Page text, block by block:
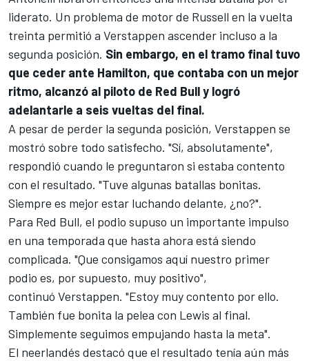
liderato. Un problema de motor de Russell en la vuelta
treinta permitió a Verstappen ascender incluso a la
segunda posición. Sin embargo, en el tramo final tuvo
que ceder ante Hamilton, que contaba con un mejor
ritmo, alcanzó al piloto de Red Bull y logró
adelantarle a seis vueltas del final.
A pesar de perder la segunda posición, Verstappen se
mostró sobre todo satisfecho. "Sí, absolutamente",
respondió cuando le preguntaron si estaba contento
con el resultado. "Tuve algunas batallas bonitas.
Siempre es mejor estar luchando delante, ¿no?".
Para Red Bull, el podio supuso un importante impulso
en una temporada que hasta ahora está siendo
complicada. "Que consigamos aquí nuestro primer
podio es, por supuesto, muy positivo",
continuó Verstappen. "Estoy muy contento por ello.
También fue bonita la pelea con Lewis al final.
Simplemente seguimos empujando hasta la meta".
El neerlandés destacó que el resultado tenía aún más